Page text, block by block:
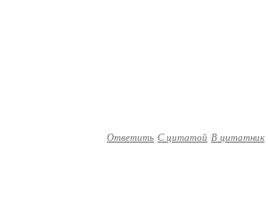
Ответить С цитатой В цитатник